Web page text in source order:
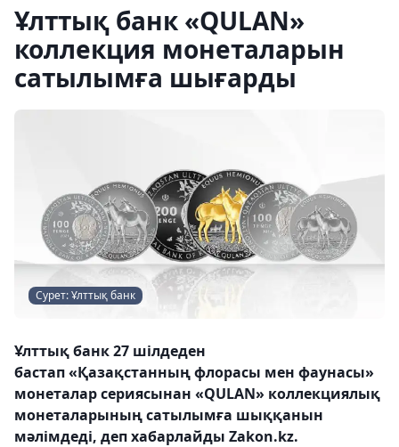
Ұлттық банк «QULAN»
коллекция монеталарын
сатылымға шығарды
Сурет: Ұлттық банк
Ұлттық банк 27 шілдеден
бастап «Қазақстанның флорасы мен фаунасы»
монеталар сериясынан «QULAN» коллекциялық
монеталарының сатылымға шыққанын
мәлімдеді, деп хабарлайды Zakon.kz.